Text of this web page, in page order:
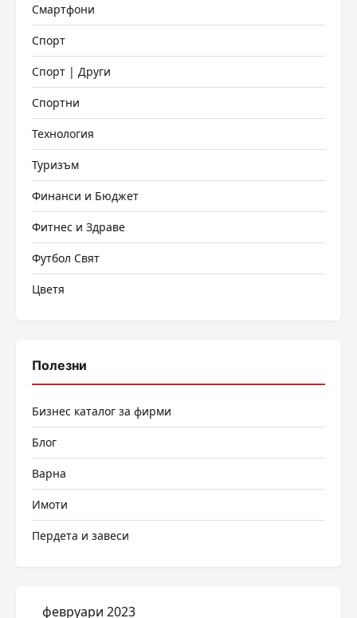
Смартфони
Спорт
Спорт | Други
Спортни
Технология
Туризъм
Финанси и Бюджет
Фитнес и Здраве
Футбол Свят
Цветя
Полезни
Бизнес каталог за фирми
Блог
Варна
Имоти
Пердета и завеси
февруари 2023